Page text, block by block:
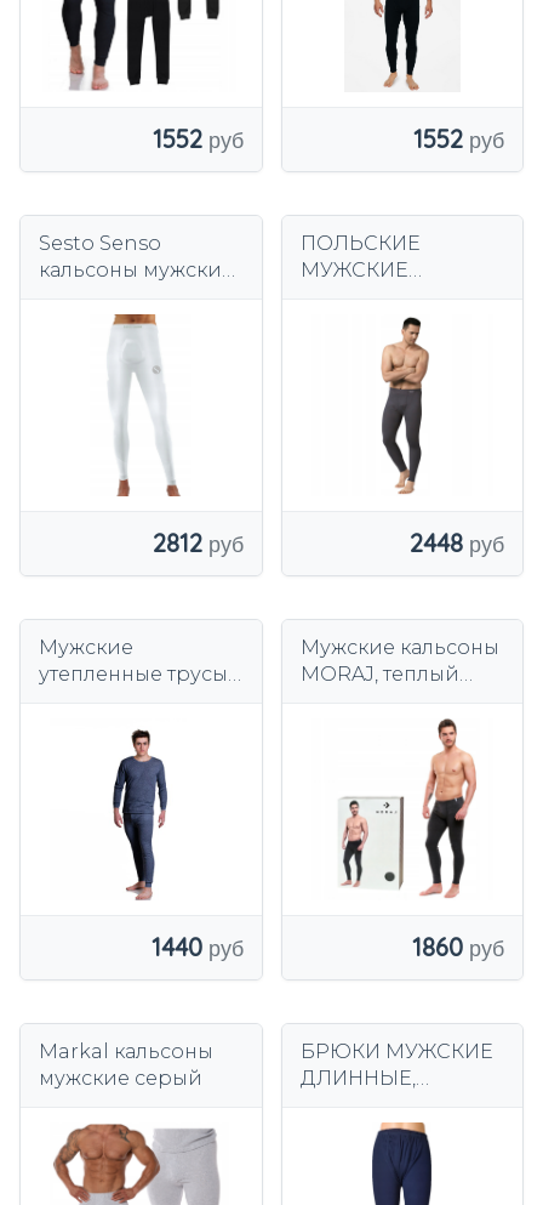
1552 1552
Sesto Senso
кальсоны мужские
2812
ПОЛЬСКИЕ
МУЖСКИЕ
ВАДИМА ТЕМНЫЙ
ГРАФИТ
2448
Мужские
утепленные трусы
POLISH 182 см
GRAPHITE GUCIO
1440
Мужские кальсоны
MORAJ, теплый
1860
Markal кальсоны
мужские серый
БРЮКИ МУЖСКИЕ
ДЛИННЫЕ,
синие, тонкая